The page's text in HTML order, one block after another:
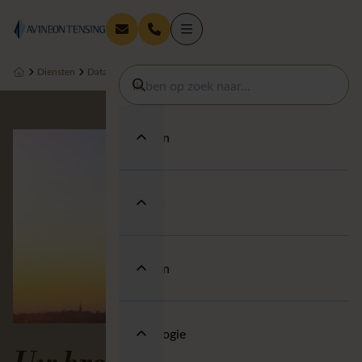
Diensten
Thema's
Sectoren
Technologie
Diensten Data Management